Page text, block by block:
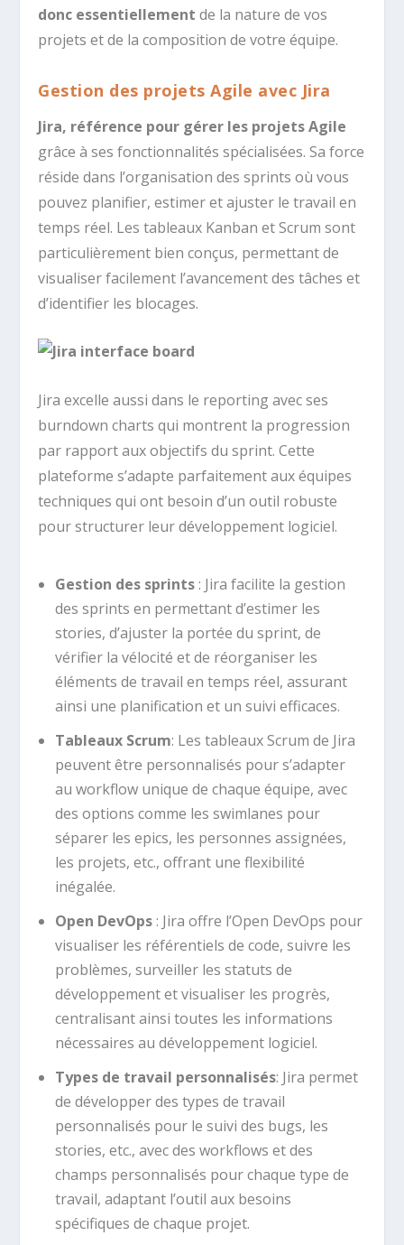
donc essentiellement de la nature de vos
projets et de la composition de votre équipe.
Gestion des projets Agile avec Jira
Jira, référence pour gérer les projets Agile
grâce à ses fonctionnalités spécialisées. Sa force
réside dans l’organisation des sprints où vous
pouvez planifier, estimer et ajuster le travail en
temps réel. Les tableaux Kanban et Scrum sont
particulièrement bien conçus, permettant de
visualiser facilement l’avancement des tâches et
d’identifier les blocages.
Jira excelle aussi dans le reporting avec ses
burndown charts qui montrent la progression
par rapport aux objectifs du sprint. Cette
plateforme s’adapte parfaitement aux équipes
techniques qui ont besoin d’un outil robuste
pour structurer leur développement logiciel.
Gestion des sprints: Jira facilite la gestion
des sprints en permettant d’estimer les
stories, d’ajuster la portée du sprint, de
vérifier la vélocité et de réorganiser les
éléments de travail en temps réel, assurant
ainsi une planification et un suivi efficaces.
Tableaux Scrum: Les tableaux Scrum de Jira
peuvent être personnalisés pour s’adapter
au workflow unique de chaque équipe, avec
des options comme les swimlanes pour
séparer les epics, les personnes assignées,
les projets, etc., offrant une flexibilité
inégalée.
Open DevOps: Jira offre l’Open DevOps pour
visualiser les référentiels de code, suivre les
problèmes, surveiller les statuts de
développement et visualiser les progrès,
centralisant ainsi toutes les informations
nécessaires au développement logiciel.
Types de travail personnalisés: Jira permet
de développer des types de travail
personnalisés pour le suivi des bugs, les
stories, etc., avec des workflows et des
champs personnalisés pour chaque type de
travail, adaptant l’outil aux besoins
spécifiques de chaque projet.